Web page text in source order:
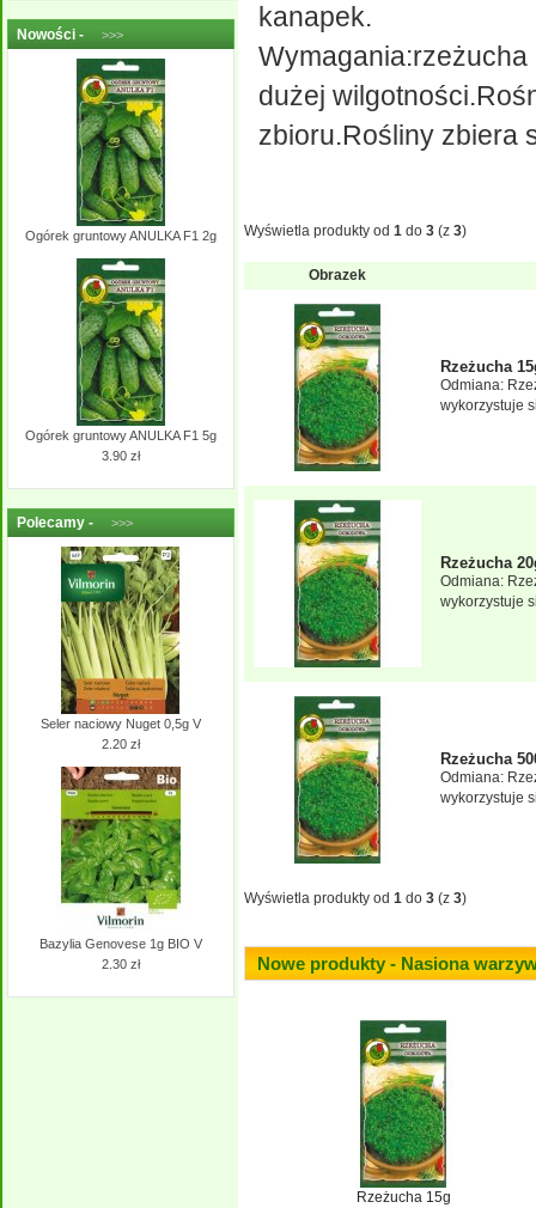
Nowości - >>>
Ogórek gruntowy ANULKA F1 2g
Ogórek gruntowy ANULKA F1 5g
3.90 zł
Polecamy - >>>
Seler naciowy Nuget 0,5g V
2.20 zł
Bazylia Genovese 1g BIO V
2.30 zł
kanapek.
dużej
zbioru.Rośliny zbiera
Wyświetla produkty od 1 do 3 (z 3)
Obrazek
Rzeżucha
Odmiana:
wykorzystuje
Rzeżucha
Odmiana:
wykorzystuje
Rzeżucha
Odmiana:
wykorzystuje
Wyświetla produkty od 1 do 3 (z 3)
Nowe produkty - Nasiona
Rzeżucha 15g